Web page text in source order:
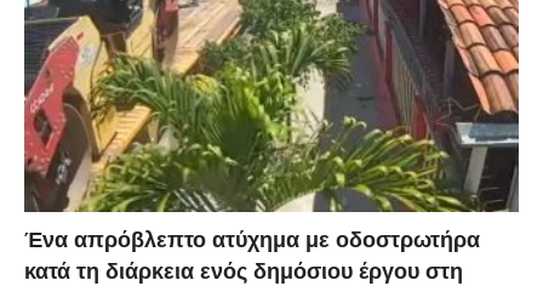
Ένα απρόβλεπτο ατύχημα με οδοστρωτήρα
κατά τη διάρκεια ενός δημόσιου έργου στη